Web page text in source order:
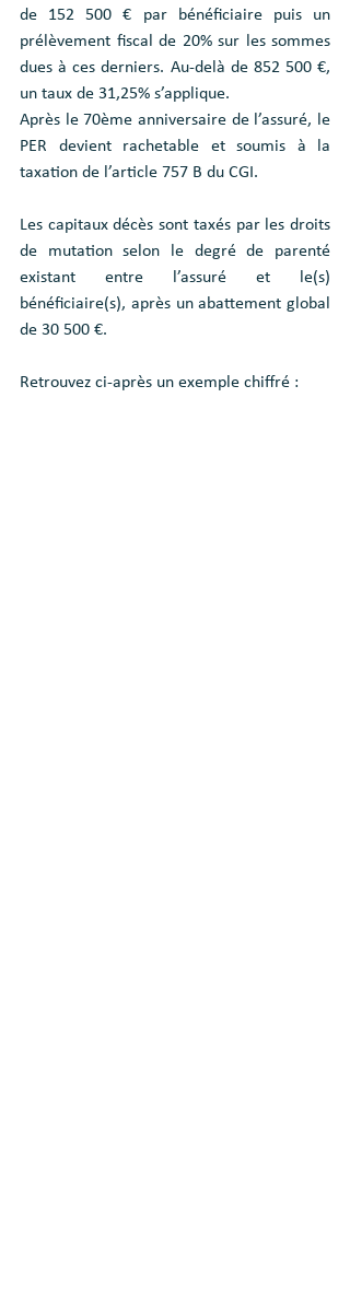
de 152 500 € par bénéficiaire puis un
prélèvement fiscal de 20% sur les sommes
dues à ces derniers. Au-delà de 852 500 €,
un taux de 31,25% s’applique.
Après le 70ème anniversaire de l’assuré, le
PER devient rachetable et soumis à la
taxation de l’article 757 B du CGI.
Les capitaux décès sont taxés par les droits
de mutation selon le degré de parenté
existant entre l’assuré et le(s)
bénéficiaire(s), après un abattement global
de 30 500 €.
Retrouvez ci-après un exemple chiffré :